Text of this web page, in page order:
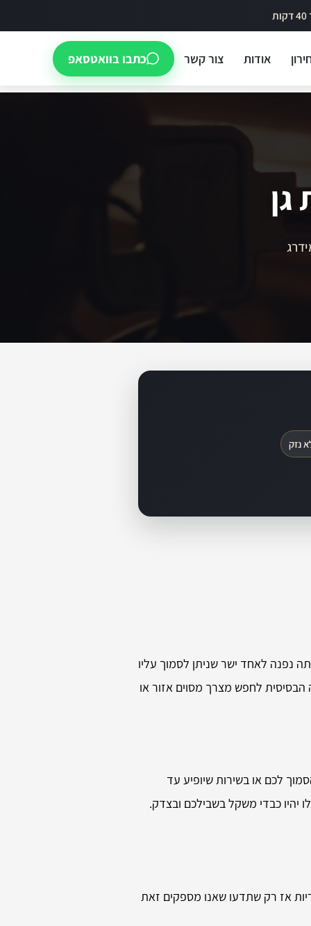
אודות צור קשר כתבו בוואטסאפ
גן
נזק
נפנה לאחד ישר שניתן לסמוך עליו
הבסיסית לחפש מצרך מסוים אזור או
לכם או בשירות שיופיע עד
יהיו כבדי משקל בשבילכם ובצדק.
אז רק שתדעו שאנו מספקים זאת